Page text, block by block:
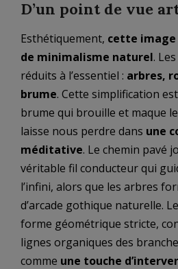
D’un point de vue
Esthétiquement, cette image
de minimalisme naturel.
réduits à l’essentiel : arbres,
brume. Cette simplification
brume qui brouille et maque
laisse nous perdre dans une
méditative. Le chemin pavé
véritable fil conducteur qui
l’infini, alors que les arbres
d’arcade gothique naturelle.
forme géométrique stricte,
lignes organiques des
comme une touche